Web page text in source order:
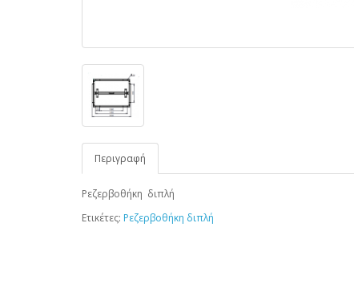
Περιγραφή
Ρεζερβοθήκη διπλή
Ετικέτες: Ρεζερβοθήκη διπλή